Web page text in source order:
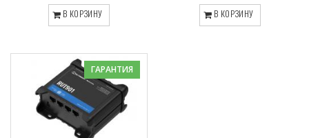
В КОРЗИНУ В КОРЗИНУ
ГАРАНТИЯ